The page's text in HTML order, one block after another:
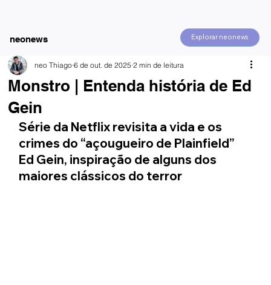
Explorar neonews
neonews
Monstro | Entenda história de Ed
Gein
neo Thiago 6 de out. de 2025 2 min de leitura
Série da Netflix revisita a vida e os
crimes do “açougueiro de Plainfield”
Ed Gein, inspiração de alguns dos
maiores clássicos do terror